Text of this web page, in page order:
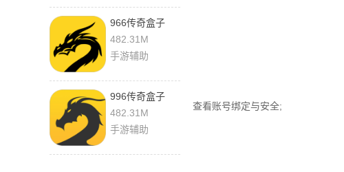
966传奇盒子
5.0.1 手机版
482.31M
手游辅助
996传奇盒子
5.0.1 最新版
482.31M
手游辅助
查看账号绑定与安全;